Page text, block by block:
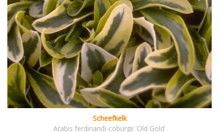
Scheefkelk
Arabis ferdinandi-coburgii 'Old Gold'